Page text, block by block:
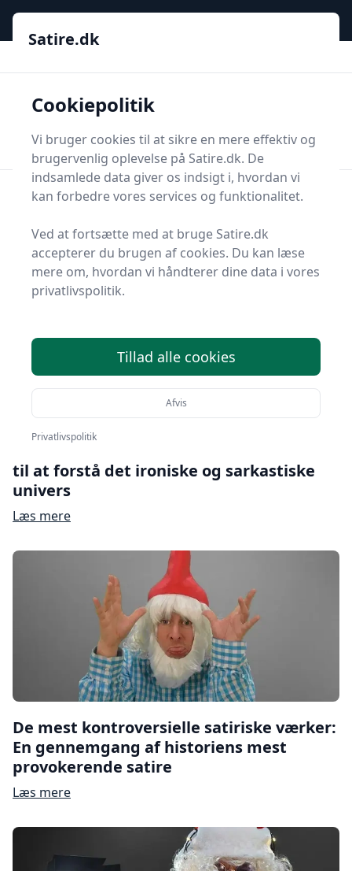
Satire.dk
Start søgning
Sidste nyt fra satire.dk
på Satire.dk
til at forstå det ironiske og sarkastiske
univers
Læs mere
De mest kontroversielle satiriske værker:
En gennemgang af historiens mest
provokerende satire
Læs mere
Satire.dk
Cookiepolitik
Vi bruger cookies til at sikre en mere effektiv og
brugervenlig oplevelse på Satire.dk. De
indsamlede data giver os indsigt i, hvordan vi
kan forbedre vores services og funktionalitet.
Ved at fortsætte med at bruge Satire.dk
accepterer du brugen af cookies. Du kan læse
mere om, hvordan vi håndterer dine data i vores
privatlivspolitik.
Tillad alle cookies
Afvis
Privatlivspolitik